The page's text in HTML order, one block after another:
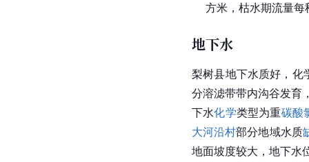
方米，枯水期流量
地下水
梨树县地下水质好，化
分溶滤带带内沟谷发育
下水化学类型为重碳酸
大河沿村部分地域水质
地面坡度较大，地下水